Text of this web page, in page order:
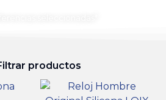
productos